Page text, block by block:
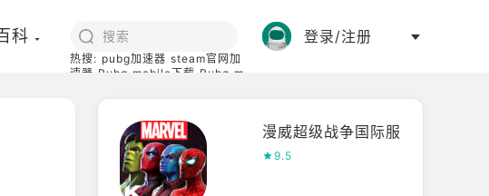
科
热搜: pubg加速器 steam官网加
速器 Pubg mobile下载 Pubg m
登录/注册
漫威超级战争国际服
9.5